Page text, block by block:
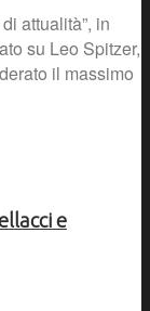
attualità”, in
su Leo Spitzer,
il massimo
e